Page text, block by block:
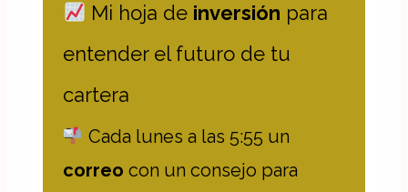
Mi hoja de inversión para
entender el futuro de tu
cartera
Cada lunes a las 5:55 un
correo con un consejo para